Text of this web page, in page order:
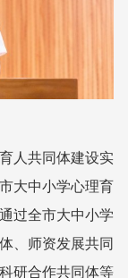
人共同体建设实
大中小学心理育
过全市大中小学
、师资发展共同
研合作共同体等